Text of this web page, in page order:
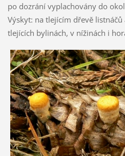
po dozrání vyplachovány do
Výskyt: na tlejícím dřevě
tlejících bylinách, v nížinách i